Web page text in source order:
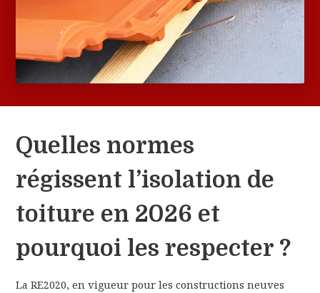
Quelles normes
régissent l’isolation de
toiture en 2026 et
pourquoi les respecter ?
La RE2020, en vigueur pour les constructions neuves